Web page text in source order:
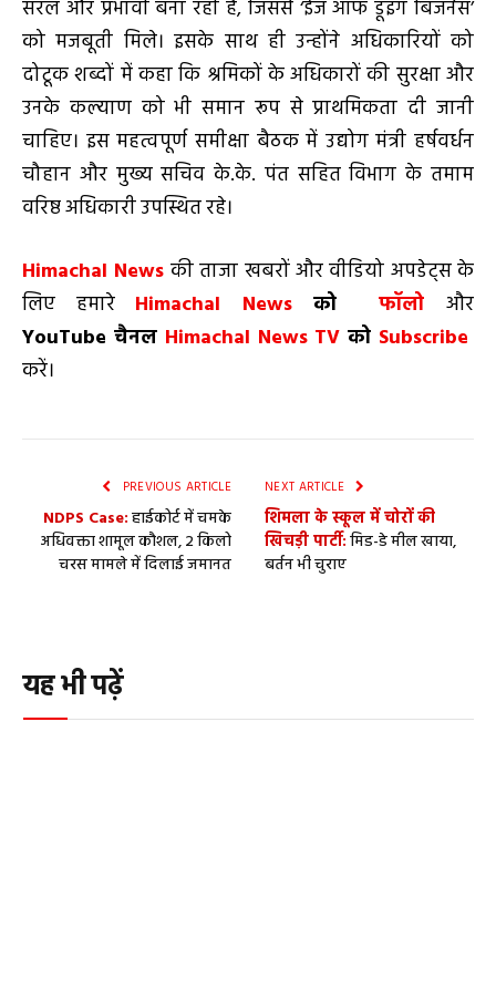
सरल और प्रभावी बना रही है, जिससे ‘ईज ऑफ डूइंग बिजनेस’
को मजबूती मिले। इसके साथ ही उन्होंने अधिकारियों को
दोटूक शब्दों में कहा कि श्रमिकों के अधिकारों की सुरक्षा और
उनके कल्याण को भी समान रूप से प्राथमिकता दी जानी
चाहिए। इस महत्वपूर्ण समीक्षा बैठक में उद्योग मंत्री हर्षवर्धन
चौहान और मुख्य सचिव के.के. पंत सहित विभाग के तमाम
वरिष्ठ अधिकारी उपस्थित रहे।
Himachal News की ताजा खबरों और वीडियो अपडेट्स के
लिए हमारे Himachal News को फॉलो
और
YouTube चैनल Himachal News TVको Subscribe
करें।
PREVIOUS ARTICLE
NDPS Case:हाईकोर्ट में चमके
अधिवक्ता शामूल कौशल, 2 किलो
चरस मामले में दिलाई जमानत
NEXT ARTICLE
शिमला के स्कूल में चोरों की
खिचड़ी पार्टी:मिड-डे मील खाया,
बर्तन भी चुराए
यह भी पढ़ें